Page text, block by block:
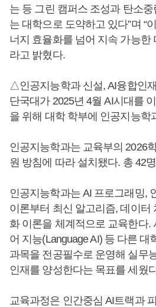
는 등 그린 캠퍼스 조성과 탄소
는 대학으로 도약하고 있다”며 “
너지 효율화를 넘어 지속 가능한
라고 밝혔다.
△인공지능학과 신설, AI융합인
단국대가 2025년 4월 AI시대를
을 위해 대학 학부에 인공지능학
인공지능학과는 교육부의 2026
원 방침에 따라 설치됐다. 총 42
인공지능학과는 AI 프로그래밍,
이론부터 최신 알고리즘, 데이터
화 이론을 체계적으로 교육한다.
어 지능(Language AI) 등 다른 대
과목을 전공필수로 운영해 실무
인재를 양성한다는 목표를 세웠
교육과정은 인간중심 AI트랙과